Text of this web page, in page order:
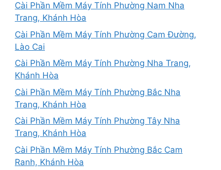
Cài Phần Mềm Máy Tính Phường Nam Nha
Trang, Khánh Hòa
Cài Phần Mềm Máy Tính Phường Cam Đường,
Lào Cai
Cài Phần Mềm Máy Tính Phường Nha Trang,
Khánh Hòa
Cài Phần Mềm Máy Tính Phường Bắc Nha
Trang, Khánh Hòa
Cài Phần Mềm Máy Tính Phường Tây Nha
Trang, Khánh Hòa
Cài Phần Mềm Máy Tính Phường Bắc Cam
Ranh, Khánh Hòa